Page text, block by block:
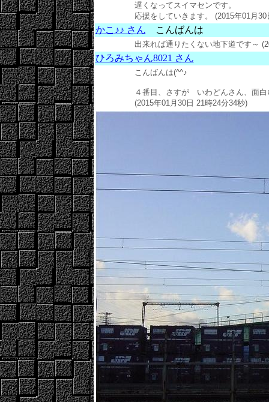
遅くなってスイマセンです。
応援をしていきます。 (2015年01月
かこ♪♪ さん こんばんは
出来れば通りたくない地下道です～
ひろみちゃん8021 さん
こんばんは(^^♪
４番目、さすが いわどんさん、面
(2015年01月30日 21時24分34秒)